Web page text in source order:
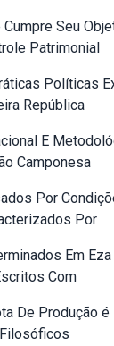
Seu
Patrimonial
Políticas
República
E
Camponesa
Por
Por
Em
Com
De Produção é